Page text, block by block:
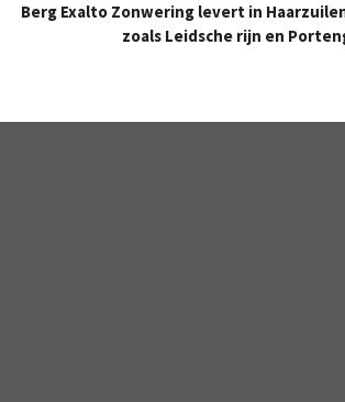
Berg Exalto Zonwering levert in
zoals Leidsche rijn en